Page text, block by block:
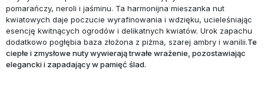
pomarańczy, neroli i jaśminu. Ta harmonijna mieszanka nut
kwiatowych daje poczucie wyrafinowania i wdzięku, ucieleśniając
esencję kwitnących ogrodów i delikatnych kwiatów. Urok zapachu
dodatkowo pogłębia baza złożona z piżma, szarej ambry i wanilii.Te
ciepłe i zmysłowe nuty wywierają trwałe wrażenie, pozostawiając
elegancki i zapadający w pamięć ślad.